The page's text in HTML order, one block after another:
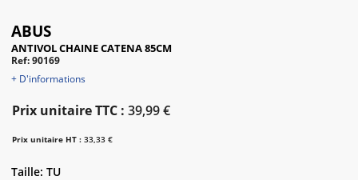
ABUS
ANTIVOL CHAINE CATENA 85CM
Ref: 90169
+ D'informations
Prix unitaire TTC : 39,99 €
Prix unitaire HT : 33,33 €
Taille: TU